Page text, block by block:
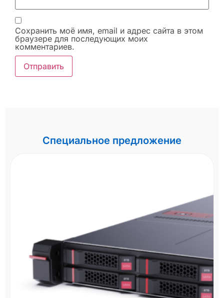
Сохранить моё имя, email и адрес сайта в этом
браузере для последующих моих
комментариев.
Специальное предложение